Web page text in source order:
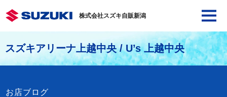
株式会社スズキ自販新潟
スズキアリーナ上越中央 / U’s 上越中央
お店ブログ